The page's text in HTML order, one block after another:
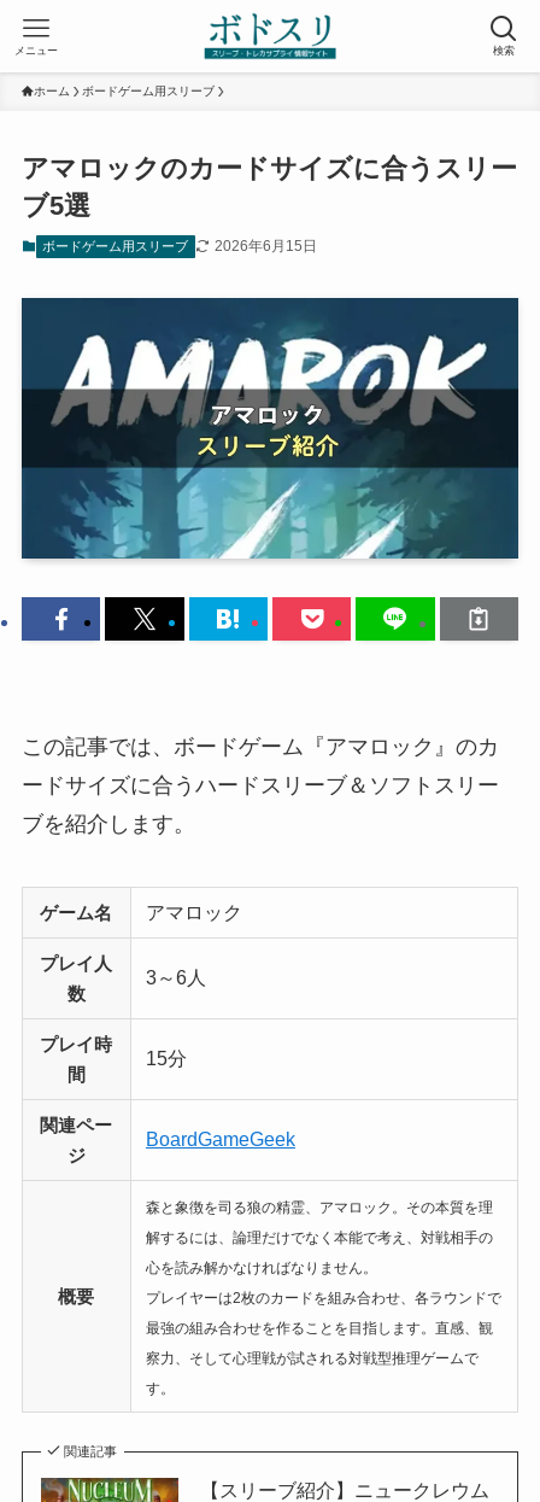
検索
メニュー
ホーム ボードゲーム用スリーブ
アマロックのカードサイズに合うスリー
ブ5選
ボードゲーム用スリーブ 2026年6月15日
この記事では、ボードゲーム『アマロック』のカ
ードサイズに合うハードスリーブ＆ソフトスリー
ブを紹介します。
ゲーム名 アマロック
プレイ人
数
3～6人
プレイ時
間
15分
関連ペー
ジ
BoardGameGeek
概要
森と象徴を司る狼の精霊、アマロック。 その本質を理
解するには、論理だけでなく本能で考え、対戦相手の
心を読み解かなければなりません。
プレイヤーは2枚のカードを組み合わせ、各ラウンドで
最強の組み合わせを作ることを目指します。直感、観
察力、そして心理戦が試される対戦型推理ゲームで
す。
関連記事
【スリーブ紹介】ニュークレウム